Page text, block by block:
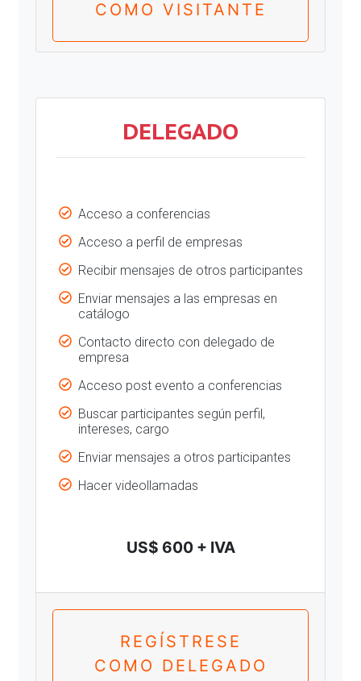
COMO VISITANTE
DELEGADO
Acceso a conferencias
Acceso a perfil de empresas
Recibir mensajes de otros participantes
Enviar mensajes a las empresas en
catálogo
Contacto directo con delegado de
empresa
Acceso post evento a conferencias
Buscar participantes según perfil,
intereses, cargo
Enviar mensajes a otros participantes
Hacer videollamadas
US$ 600 + IVA
REGÍSTRESE
COMO DELEGADO